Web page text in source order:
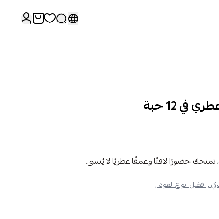
12 حبة
حضورًا لافتًا وعمقًا عطريًا لا يُنسى.
,افضل انواع العود ,